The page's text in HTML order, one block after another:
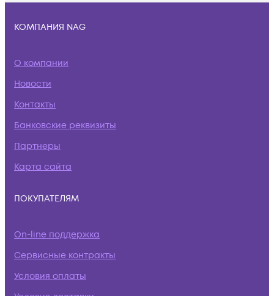
КОМПАНИЯ NAG
О компании
Новости
Контакты
Банковские реквизиты
Партнеры
Карта сайта
ПОКУПАТЕЛЯМ
On-line поддержка
Сервисные контракты
Условия оплаты